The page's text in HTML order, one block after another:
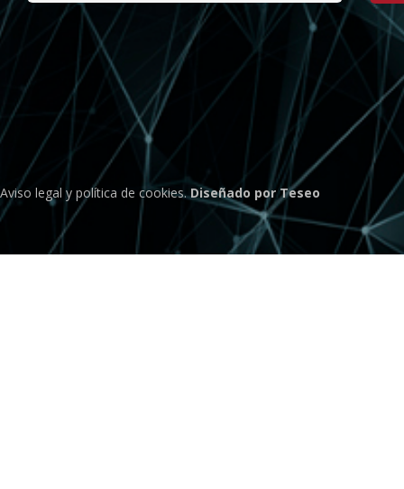
Aviso legal y política de cookies.Diseñado por Teseo